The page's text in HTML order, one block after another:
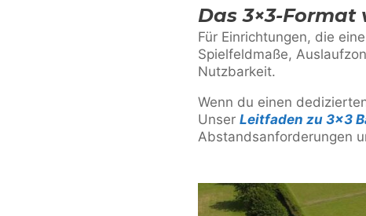
Das 3×3-Format
Für Einrichtungen, die
Spielfeldmaße,
Nutzbarkeit.
Wenn du einen
Unser Leitfaden zu 3×3
Abstandsanforderungen